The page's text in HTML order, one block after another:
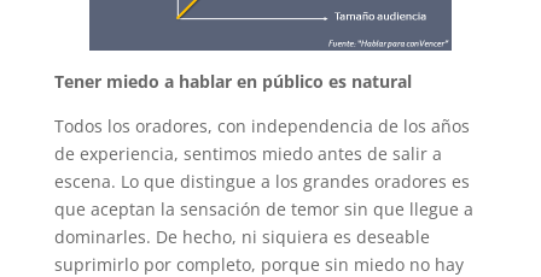
Tener miedo a hablar en público es natural
Todos los oradores, con independencia de los años
de experiencia, sentimos miedo antes de salir a
escena. Lo que distingue a los grandes oradores es
que aceptan la sensación de temor sin que llegue a
dominarles. De hecho, ni siquiera es deseable
suprimirlo por completo, porque sin miedo no hay